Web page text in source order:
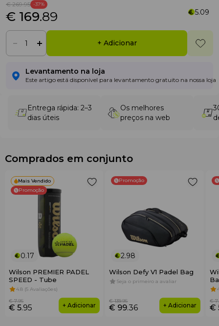
€ 269.95 -37%
€ 169.89 5.09
+ Adicionar
Levantamento na loja
Este artigo está disponível para levantamento gratuito na nossa loja
Entrega rápida: 2–3
dias úteis
Os melhores
preços na web
Comprados em conjunto
Mais Vendido
Promoção
0.17
Wilson PREMIER PADEL
SPEED - Tube
4.8 (5 Avaliações)
€ 5.95
€ 7.95
+ Adicionar
Promoção
2.98
Wilson Defy V1 Padel Bag
Seja o primeiro a avaliar
€ 99.36
€ 139.95
+ Adicionar €
€ 7